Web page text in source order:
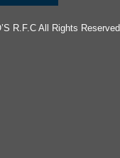
R.F.C All Rights Reserved